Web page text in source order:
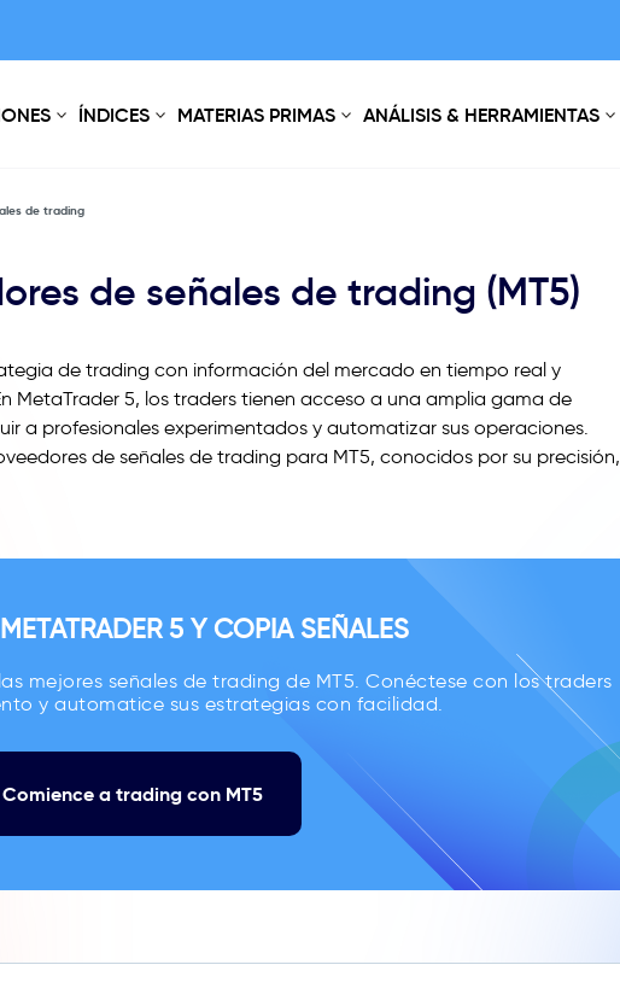
ÍNDICES MATERIAS PRIMAS ANÁLISIS & HERRAMIENTAS
de trading
de señales de trading (MT5)
de trading con información del mercado en tiempo real y
MetaTrader 5, los traders tienen acceso a una amplia gama de
a profesionales experimentados y automatizar sus operaciones.
de señales de trading para MT5, conocidos por su precisión,
5 Y COPIA SEÑALES
mejores señales de trading de MT5. Conéctese con los traders
y automatice sus estrategias con facilidad.
Comience a trading con MT5